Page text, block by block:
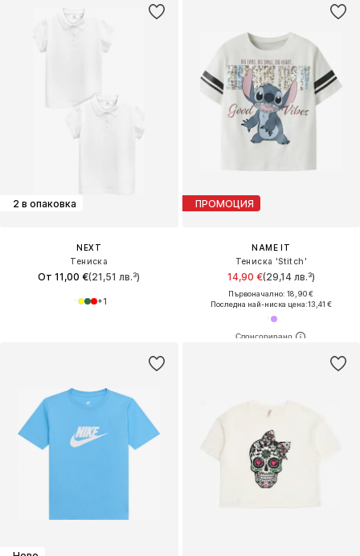
2 в опаковка
NEXT
Тениска
От 11,00 €(21,51 лв.³)
+1
ПРОМОЦИЯ
NAME IT
Тениска 'Stitch'
14,90 €(29,14 лв.³)
Първоначално: 18,90 €
Последна най-ниска цена:13,41 €